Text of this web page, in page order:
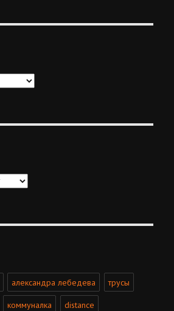
александра лебедева трусы
коммуналка distance